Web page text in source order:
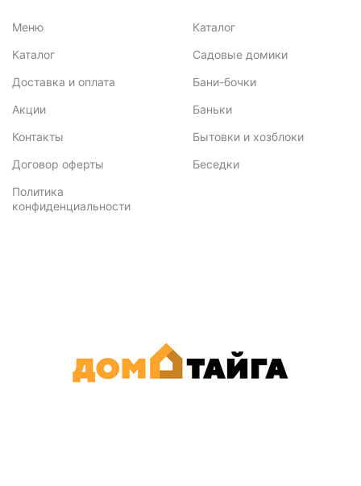
Меню
Каталог
Доставка и оплата
Акции
Контакты
Договор оферты
Политика
конфиденциальности
Каталог
Садовые домики
Бани-бочки
Баньки
Бытовки и хозблоки
Беседки